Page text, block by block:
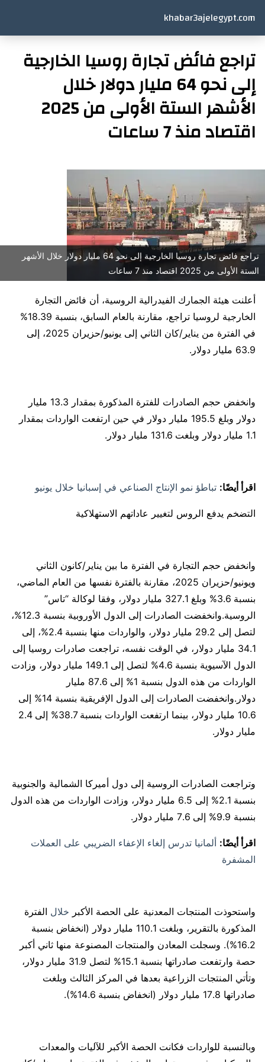
khabar3ajelegypt.com
تراجع فائض تجارة روسيا الخارجية
إلى نحو 64 مليار دولار خلال
الأشهر الستة الأولى من 2025
اقتصاد منذ 7 ساعات
تراجع فائض تجارة روسيا الخارجية إلى نحو 64 مليار دولار خلال الأشهر
الستة الأولى من 2025 اقتصاد منذ 7 ساعات
أعلنت هيئة الجمارك الفيدرالية الروسية، أن فائض التجارة
الخارجية لروسيا تراجع، مقارنة بالعام السابق، بنسبة 18.39%
في الفترة من يناير/كان الثاني إلى يونيو/حزيران 2025، إلى
63.9 مليار دولار.
وانخفض حجم الصادرات للفترة المذكورة بمقدار 13.3 مليار
دولار وبلغ 195.5 مليار دولار في حين ارتفعت الواردات بمقدار
1.1 مليار دولار وبلغت 131.6 مليار دولار.
اقرأ أيضًا: تباطؤ نمو الإنتاج الصناعي في إسبانيا خلال يونيو
التضخم يدفع الروس لتغيير عاداتهم الاستهلاكية
وانخفض حجم التجارة في الفترة ما بين يناير/كانون الثاني
ويونيو/حزيران 2025، مقارنة بالفترة نفسها من العام الماضي،
بنسبة 3.6% وبلغ 327.1 مليار دولار، وفقا لوكالة “تاس”
الروسية.وانخفضت الصادرات إلى الدول الأوروبية بنسبة 12.3%،
لتصل إلى 29.2 مليار دولار، والواردات منها بنسبة 2.4%، إلى
34.1 مليار دولار، في الوقت نفسه، تراجعت صادرات روسيا إلى
الدول الآسيوية بنسبة 4.6% لتصل إلى 149.1 مليار دولار، وزادت
الواردات من هذه الدول بنسبة 1% إلى 87.6 مليار
دولار.وانخفضت الصادرات إلى الدول الإفريقية بنسبة 14% إلى
10.6 مليار دولار، بينما ارتفعت الواردات بنسبة 38.7% إلى 2.4
مليار دولار.
وتراجعت الصادرات الروسية إلى دول أميركا الشمالية والجنوبية
بنسبة 2.1% إلى 6.5 مليار دولار، وزادت الواردات من هذه الدول
بنسبة 9.9% إلى 7.6 مليار دولار.
اقرأ أيضًا: ألمانيا تدرس إلغاء الإعفاء الضريبي على العملات
المشفرة
واستحوذت المنتجات المعدنية على الحصة الأكبر خلال الفترة
المذكورة بالتقرير، وبلغت 110.1 مليار دولار (انخفاض بنسبة
16.2%). وسجلت المعادن والمنتجات المصنوعة منها ثاني أكبر
حصة وارتفعت صادراتها بنسبة 15.1% لتصل 31.9 مليار دولار،
وتأتي المنتجات الزراعية بعدها في المركز الثالث وبلغت
صادراتها 17.8 مليار دولار (انخفاض بنسبة 14.6%).
وبالنسبة للواردات فكانت الحصة الأكبر للآليات والمعدات